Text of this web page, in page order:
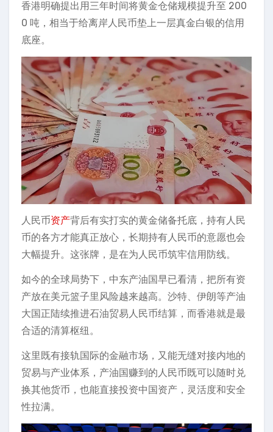
香港明确提出用三年时间将黄金仓储规模提升至 200
0 吨，相当于给离岸人民币垫上一层真金白银的信用
底座。
人民币资产背后有实打实的黄金储备托底，持有人民
币的各方才能真正放心，长期持有人民币的意愿也会
大幅提升。这张牌，是在为人民币筑牢信用防线。
如今的全球局势下，中东产油国早已看清，把所有资
产放在美元篮子里风险越来越高。沙特、伊朗等产油
大国正陆续推进石油贸易人民币结算，而香港就是最
合适的清算枢纽。
这里既有接轨国际的金融市场，又能无缝对接内地的
贸易与产业体系，产油国赚到的人民币既可以随时兑
换其他货币，也能直接投资中国资产，灵活度和安全
性拉满。